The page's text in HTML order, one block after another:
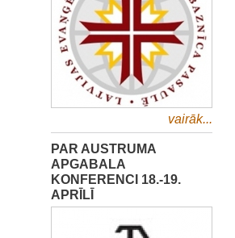
vairāk...
PAR AUSTRUMA
APGABALA
KONFERENCI 18.-19.
APRĪLĪ